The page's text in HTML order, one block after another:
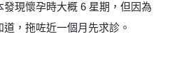
現懷孕時大概 6 星期，但因為
，拖咗近一個月先求診。